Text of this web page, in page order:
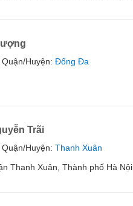
Quận/Huyện: Đống Đa
Trãi
Quận/Huyện: Thanh Xuân
Thanh Xuân, Thành phố Hà Nội